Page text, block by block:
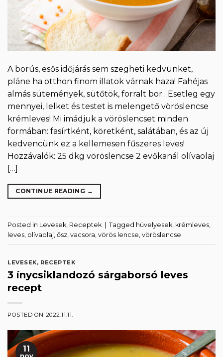
A borús, esős időjárás sem szegheti kedvünket,
pláne ha otthon finom illatok várnak haza! Fahéjas
almás sütemények, sütőtök, forralt bor…Esetleg egy
mennyei, lelket és testet is melengető vöröslencse
krémleves! Mi imádjuk a vöröslencset minden
formában: fasírtként, köretként, salátában, és az új
kedvencünk ez a kellemesen fűszeres leves!
Hozzávalók: 25 dkg vöröslencse 2 evőkanál olívaolaj
[…]
CONTINUE READING →
Posted in Levesek, Receptek Tagged hüvelyesek, krémleves,
leves, olívaolaj, ősz, vacsora, vörös lencse, vöröslencse
LEVESEK, RECEPTEK
3 ínycsiklandozó sárgaborsó leves
recept
POSTED ON 2022.11.11.
11